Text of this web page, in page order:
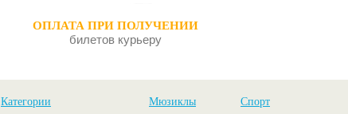
ОПЛАТА ПРИ ПОЛУЧЕНИИ
билетов курьеру
Категории Мюзиклы Спорт